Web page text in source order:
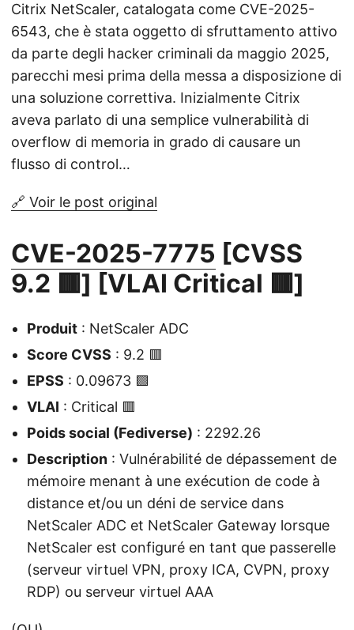
Citrix NetScaler, catalogata come CVE-2025-
6543, che è stata oggetto di sfruttamento attivo
da parte degli hacker criminali da maggio 2025,
parecchi mesi prima della messa a disposizione di
una soluzione correttiva. Inizialmente Citrix
aveva parlato di una semplice vulnerabilità di
overflow di memoria in grado di causare un
flusso di control…
🔗 Voir le post original
CVE-2025-7775 [CVSS
9.2 🟥] [VLAI Critical 🟥]
Produit : NetScaler ADC
Score CVSS : 9.2 🟥
EPSS : 0.09673 🟩
VLAI : Critical 🟥
Poids social (Fediverse) : 2292.26
Description : Vulnérabilité de dépassement de
mémoire menant à une exécution de code à
distance et/ou un déni de service dans
NetScaler ADC et NetScaler Gateway lorsque
NetScaler est configuré en tant que passerelle
(serveur virtuel VPN, proxy ICA, CVPN, proxy
RDP) ou serveur virtuel AAA